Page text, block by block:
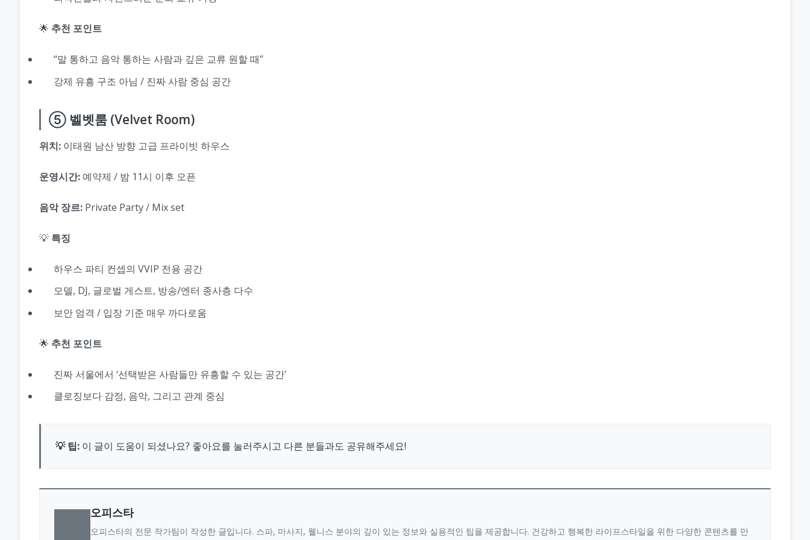
🌟 추천 포인트
“말 통하고 음악 통하는 사람과 깊은 교류 원할 때”
강제 유흥 구조 아님 / 진짜 사람 중심 공간
⑤ 벨벳룸 (Velvet Room)
위치: 이태원 남산 방향 고급 프라이빗 하우스
운영시간: 예약제 / 밤 11시 이후 오픈
음악 장르: Private Party / Mix set
💡 특징
하우스 파티 컨셉의 VVIP 전용 공간
모델, DJ, 글로벌 게스트, 방송/엔터 종사층 다수
보안 엄격 / 입장 기준 매우 까다로움
🌟 추천 포인트
진짜 서울에서 ‘선택받은 사람들만 유흥할 수 있는 공간’
클로징보다 감정, 음악, 그리고 관계 중심
💡 팁: 이 글이 도움이 되셨나요? 좋아요를 눌러주시고 다른 분들과도 공유해주세요!
오피스타
오피스타의 전문 작가팀이 작성한 글입니다. 스파, 마사지, 웰니스 분야의 깊이 있는 정보와 실용적인 팁을 제공합니다. 건강하고 행복한 라이프스타일을 위한 다양한 콘텐츠를 만